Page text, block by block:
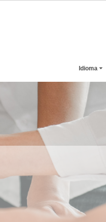
Idioma